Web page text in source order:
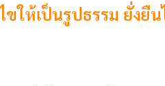
ขให้เป็นรูปธรรม ยั่ง